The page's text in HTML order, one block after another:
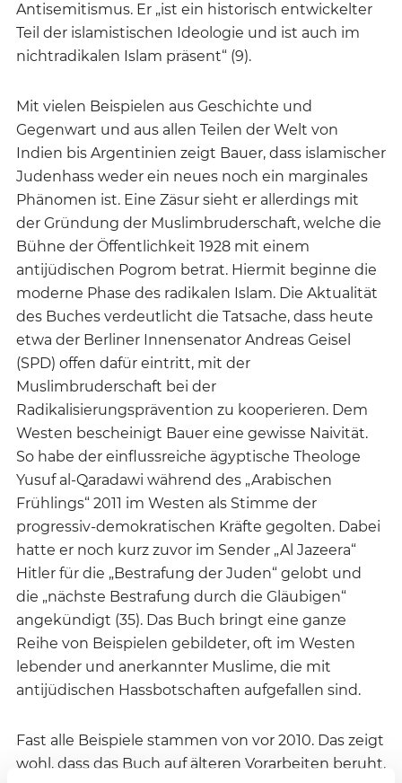
Antisemitismus. Er „ist ein historisch entwickelter
Teil der islamistischen Ideologie und ist auch im
nichtradikalen Islam präsent“ (9).
Mit vielen Beispielen aus Geschichte und
Gegenwart und aus allen Teilen der Welt von
Indien bis Argentinien zeigt Bauer, dass islamischer
Judenhass weder ein neues noch ein marginales
Phänomen ist. Eine Zäsur sieht er allerdings mit
der Gründung der Muslimbruderschaft, welche die
Bühne der Öffentlichkeit 1928 mit einem
antijüdischen Pogrom betrat. Hiermit beginne die
moderne Phase des radikalen Islam. Die Aktualität
des Buches verdeutlicht die Tatsache, dass heute
etwa der Berliner Innensenator Andreas Geisel
(SPD) offen dafür eintritt, mit der
Muslimbruderschaft bei der
Radikalisierungsprävention zu kooperieren. Dem
Westen bescheinigt Bauer eine gewisse Naivität.
So habe der einflussreiche ägyptische Theologe
Yusuf al-Qaradawi während des „Arabischen
Frühlings“ 2011 im Westen als Stimme der
progressiv-demokratischen Kräfte gegolten. Dabei
hatte er noch kurz zuvor im Sender „Al Jazeera“
Hitler für die „Bestrafung der Juden“ gelobt und
die „nächste Bestrafung durch die Gläubigen“
angekündigt (35). Das Buch bringt eine ganze
Reihe von Beispielen gebildeter, oft im Westen
lebender und anerkannter Muslime, die mit
antijüdischen Hassbotschaften aufgefallen sind.
Fast alle Beispiele stammen von vor 2010. Das zeigt
wohl, dass das Buch auf älteren Vorarbeiten beruht.